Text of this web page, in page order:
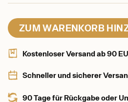
ZUM WARENKORB
Kostenloser Versand ab 90
Schneller und sicherer
90 Tage für Rückgabe oder